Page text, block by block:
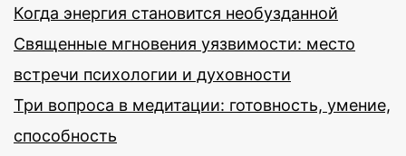
Когда энергия становится необузданной
Священные мгновения уязвимости: место
встречи психологии и духовности
Три вопроса в медитации: готовность, умение,
способность